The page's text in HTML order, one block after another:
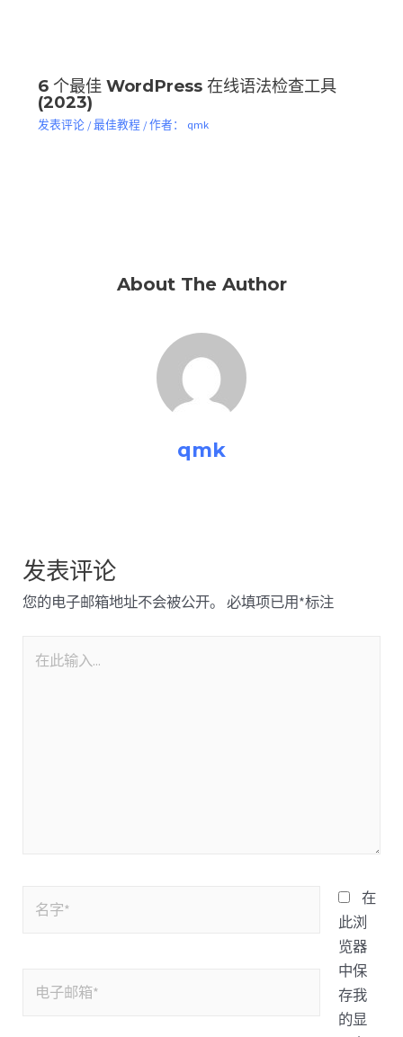
6 个最佳 WordPress 在线语法检查工具
(2023)
发表评论 /最佳教程 / 作者： qmk
About The Author
qmk
发表评论
您的电子邮箱地址不会被公开。 必填项已用*标注
在
此浏
览器
中保
存我
的显